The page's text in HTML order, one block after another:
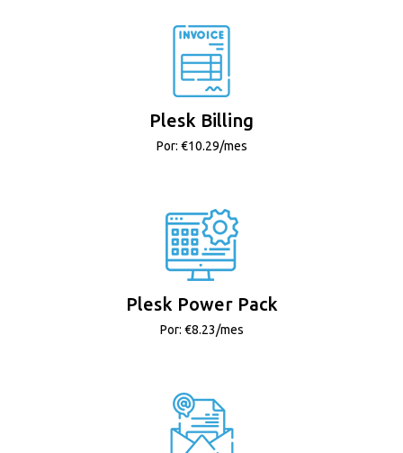
Plesk Billing
Por: €10.29/mes
Plesk Power Pack
Por: €8.23/mes